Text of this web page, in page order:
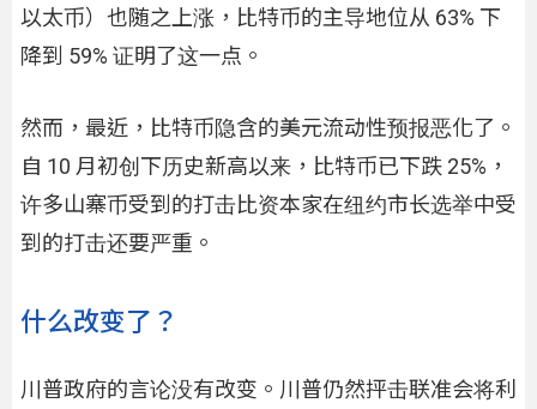
以太币）也随之上涨，比特币的主导地位从 63% 下
降到 59% 证明了这一点。
然而，最近，比特币隐含的美元流动性预报恶化了。
自 10 月初创下历史新高以来，比特币已下跌 25%，
许多山寨币受到的打击比资本家在纽约市长选举中受
到的打击还要严重。
什么改变了？
川普政府的言论没有改变。川普仍然抨击联准会将利